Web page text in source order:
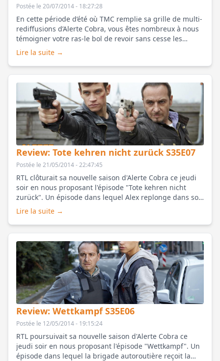
Postée le 20/07/2014 - 18:27:28
En cette période d’été où TMC remplie sa grille de multi-
rediffusions d’Alerte Cobra, vous êtes nombreux à nous
témoigner votre ras-le bol de revoir sans cesse les
mêmes épisodes et nous poser des questions
concernant la diffusion d’inédits en France. Nous avons
rassemblé vos interr [...]
Lire la suite →
Review: Tote kehren nicht zurück S35E07
Postée le 21/05/2014 - 22:47:45
RTL clôturait sa nouvelle saison d'Alerte Cobra ce jeudi
soir en nous proposant l'épisode "Tote kehren nicht
zurück". Un épisode dans lequel Alex replonge dans son
passé, bien déterminé à faire é [...]
Lire la suite →
Review: Wettkampf S35E06
Postée le 12/05/2014 - 19:15:24
RTL poursuivait sa nouvelle saison d'Alerte Cobra ce
jeudi soir en nous proposant l'épisode "Wettkampf". Un
épisode dans lequel la brigade autoroutière reçoit la